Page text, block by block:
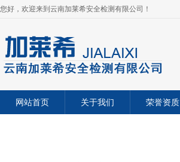
您好，欢迎来到云南加莱希安全检测有限公司！
网站首页 关于我们 荣誉资质